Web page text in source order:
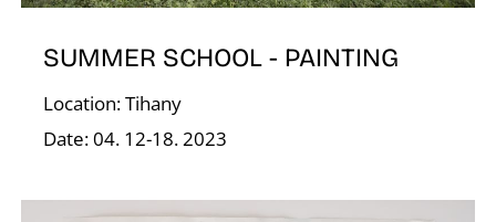
SUMMER SCHOOL - PAINTING
Location: Tihany
Date: 04. 12-18. 2023